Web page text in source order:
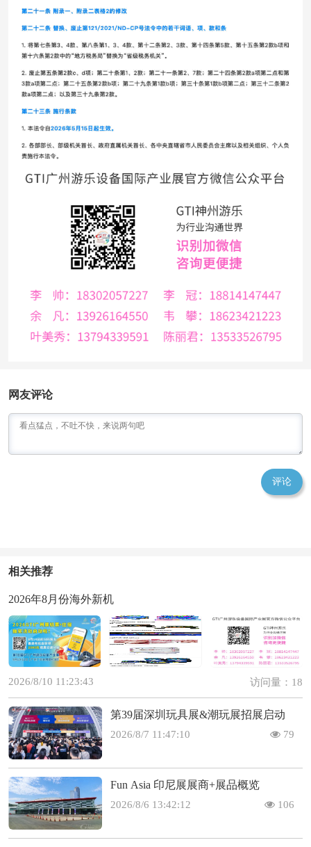
网友评论
评论
相关推荐
2026年8月份海外新机
2026/8/10 11:23:43 访问量：18
第39届深圳玩具展&潮玩展招展启动
2026/8/7 11:47:10 79
Fun Asia 印尼展展商+展品概览
2026/8/6 13:42:12 106